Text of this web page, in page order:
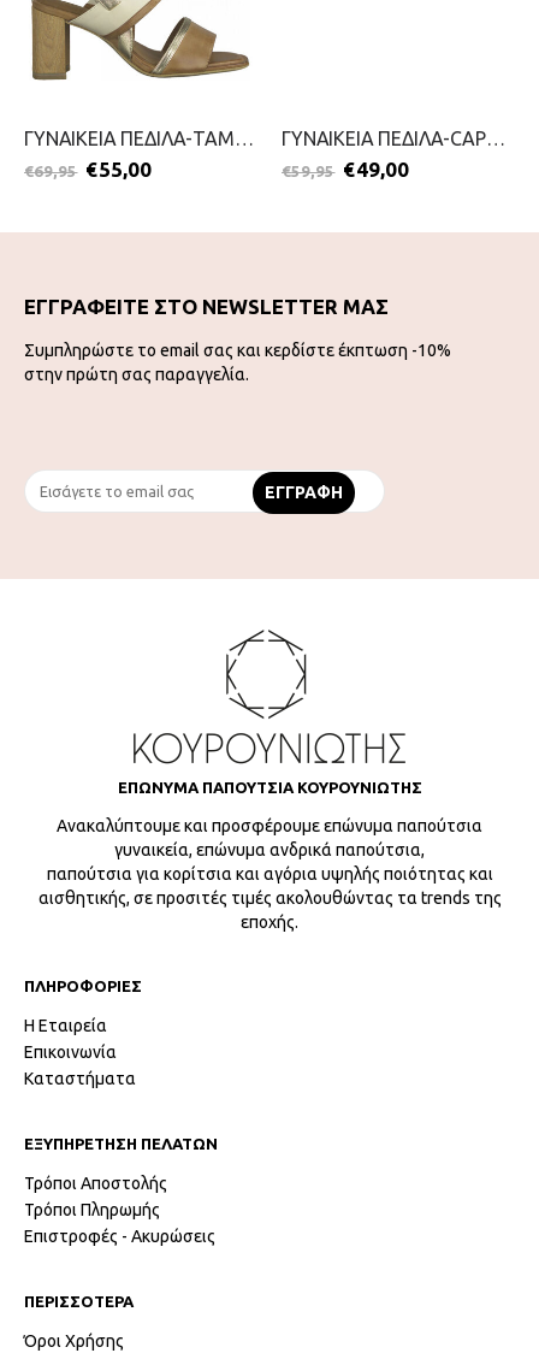
ΓΥΝΑΙΚΕΙΑ ΠΕΔΙΛΑ-TAMARIS-2199-0097-ΤΑΜΠΑ
€69,95 €55,00
ΓΥΝΑΙΚΕΙΑ ΠΕΔΙΛΑ-CAPRICE-2199-0044-ΜΠΕΖ
€59,95 €49,00
ΕΓΓΡΑΦΕΙΤΕ ΣΤΟ NEWSLETTER ΜΑΣ
Συμπληρώστε το email σας και κερδίστε έκπτωση -10%
στην πρώτη σας παραγγελία.
ΕΠΩΝΥΜΑ ΠΑΠΟΥΤΣΙΑ ΚΟΥΡΟΥΝΙΩΤΗΣ
Ανακαλύπτουμε και προσφέρουμε επώνυμα παπούτσια
γυναικεία, επώνυμα ανδρικά παπούτσια,
παπούτσια για κορίτσια και αγόρια υψηλής ποιότητας και
αισθητικής, σε προσιτές τιμές ακολουθώντας τα trends της
εποχής.
ΠΛΗΡΟΦΟΡΙΕΣ
Η Εταιρεία
Επικοινωνία
Καταστήματα
ΕΞΥΠΗΡΕΤΗΣΗ ΠΕΛΑΤΩΝ
Τρόποι Αποστολής
Τρόποι Πληρωμής
Επιστροφές - Ακυρώσεις
ΠΕΡΙΣΣΟΤΕΡΑ
Όροι Χρήσης